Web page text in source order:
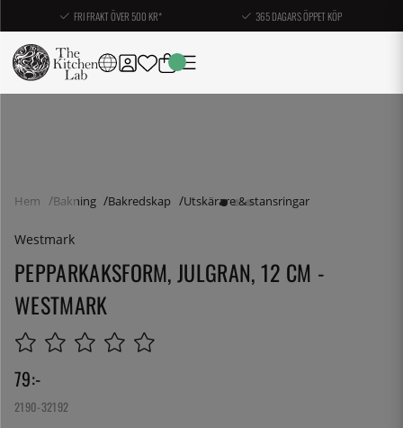
FRI FRAKT ÖVER 500 KR* 365 DAGARS ÖPPET KÖP
Hem Bakning Bakredskap Utskärare & stansringar
Westmark
PEPPARKAKSFORM, JULGRAN, 12 CM -
WESTMARK
79:-
2190-32192